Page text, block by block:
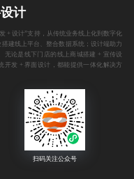
计
+ 设计”支持，从传统业务线上化到数字化
建线上平台、整合数据系统；设计端助力
无论是线下门店的线上商城搭建 + 宣传设
开发 + 界面设计，都能提供一体化解决方